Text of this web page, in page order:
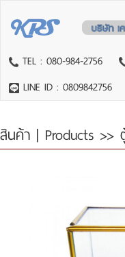
TEL : 080-984-2756
LINE ID : 0809842756
สินค้า | Products >>